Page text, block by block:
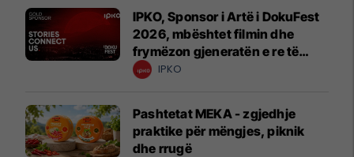
IPKO, Sponsor i Artë i DokuFest
2026, mbështet filmin dhe
frymëzon gjeneratën e re të
krijuesve
IPKO
Pashtetat MEKA - zgjedhje
praktike për mëngjes, piknik
dhe rrugë